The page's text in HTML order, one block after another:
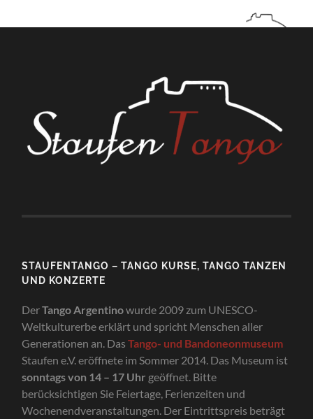
STAUFENTANGO – TANGO KURSE, TANGO TANZEN
UND KONZERTE
DerTango Argentinowurde 2009 zum UNESCO-
Weltkulturerbe erklärt und spricht Menschen aller
Generationen an. DasTango- und Bandoneonmuseum
Staufen e.V. eröffnete im Sommer 2014. Das Museum ist
sonntags von 14 – 17 Uhr geöffnet. Bitte
berücksichtigen Sie Feiertage, Ferienzeiten und
Wochenendveranstaltungen. Der Eintrittspreis beträgt